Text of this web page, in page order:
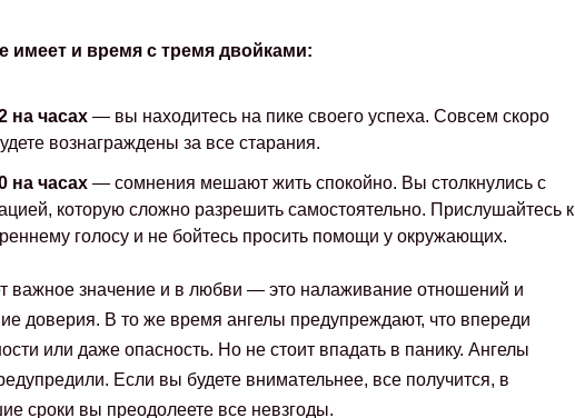
имеет и время с тремя двойками:
на часах— вы находитесь на пике своего успеха. Совсем скоро
вознаграждены за все старания.
на часах— сомнения мешают жить спокойно. Вы столкнулись с
которую сложно разрешить самостоятельно. Прислушайтесь к
голосу и не бойтесь просить помощи у окружающих.
важное значение и в любви — это налаживание отношений и
доверия. В то же время ангелы предупреждают, что впереди
или даже опасность. Но не стоит впадать в панику. Ангелы
Если вы будете внимательнее, все получится, в
сроки вы преодолеете все невзгоды.